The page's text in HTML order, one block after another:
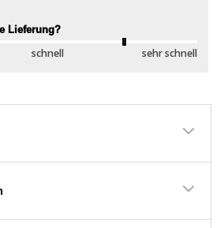
Lieferung?
schnell sehr schnell